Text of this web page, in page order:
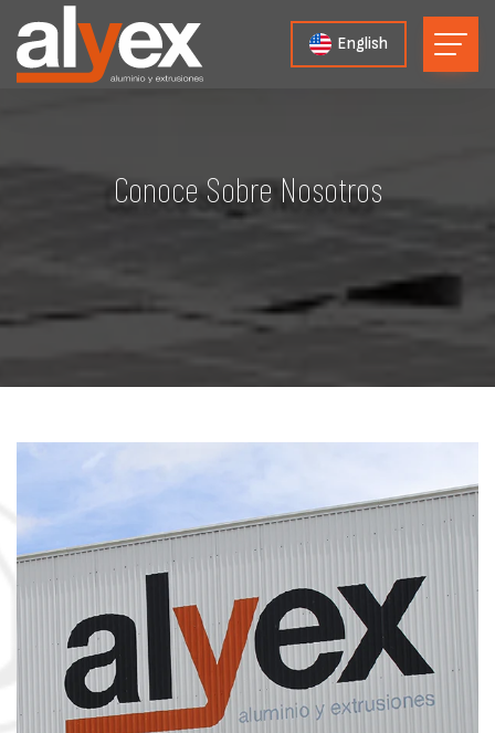
English
Conoce Sobre Nosotros